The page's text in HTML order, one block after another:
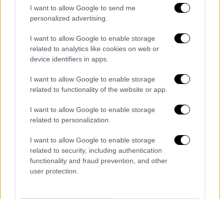
I want to allow Google to send me
personalized advertising.
I want to allow Google to enable storage
related to analytics like cookies on web or
device identifiers in apps.
I want to allow Google to enable storage
related to functionality of the website or app.
I want to allow Google to enable storage
related to personalization.
I want to allow Google to enable storage
related to security, including authentication
functionality and fraud prevention, and other
user protection.
Ελλάδα|17.10.2025 22:25
Φοινικούντα: Σφαίρα σφηνώθηκε σε
τροχόσπιτο με ανθρώπους μέσα -
«Φοβήθηκα για τη ζωή μου»